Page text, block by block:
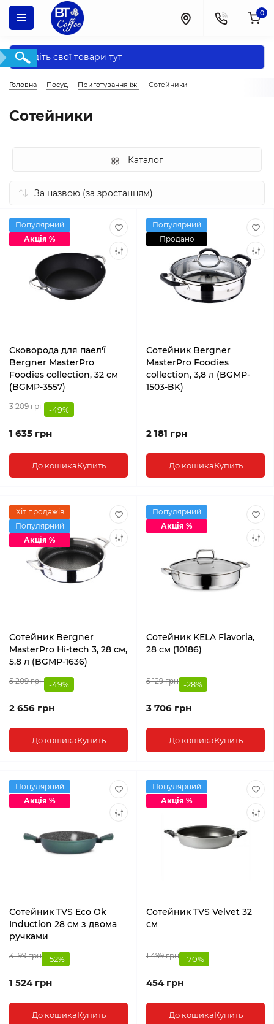
0
Головна Посуд Приготування їжі Сотейники
Сотейники
Каталог
Популярний
Акція %
Сковорода для паел'ї
Bergner MasterPro
Foodies collection, 32 см
(BGMP-3557)
3 209 грн -49%
1 635 грн
До кошикаКупить
Популярний
Продано
Сотейник Bergner
MasterPro Foodies
collection, 3,8 л (BGMP-
1503-BK)
2 181 грн
До кошикаКупить
Хіт продажів
Популярний
Акція %
Сотейник Bergner
MasterPro Hi-tech 3, 28 см,
5.8 л (BGMP-1636)
5 209 грн -49%
2 656 грн
До кошикаКупить
Популярний
Акція %
Сотейник KELA Flavoria,
28 см (10186)
5 129 грн -28%
3 706 грн
До кошикаКупить
Популярний
Акція %
Сотейник TVS Eco Ok
Induction 28 см з двома
ручками
3 199 грн -52%
1 524 грн
До кошикаКупить
Популярний
Акція %
Сотейник TVS Velvet 32
см
1 499 грн -70%
454 грн
До кошикаКупить